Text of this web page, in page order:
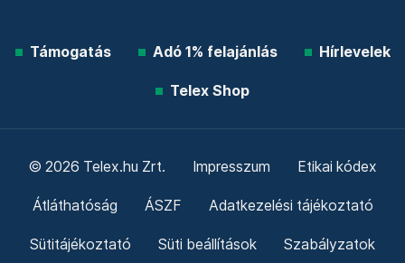
Támogatás Adó 1% felajánlás Hírlevelek
Telex Shop
© 2026 Telex.hu Zrt. Impresszum Etikai kódex
Átláthatóság ÁSZF Adatkezelési tájékoztató
Sütitájékoztató Süti beállítások Szabályzatok